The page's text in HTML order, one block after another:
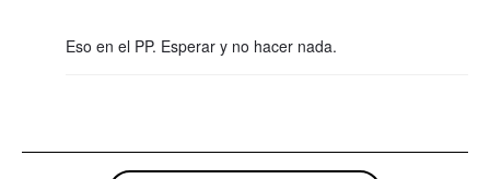
Eso en el PP. Esperar y no hacer nada.